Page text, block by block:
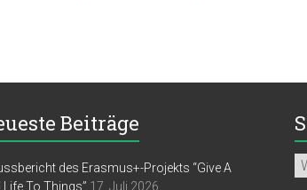
Beiträge
des Erasmus+-Projekts “Give A
To Things” 17. Juli 2026